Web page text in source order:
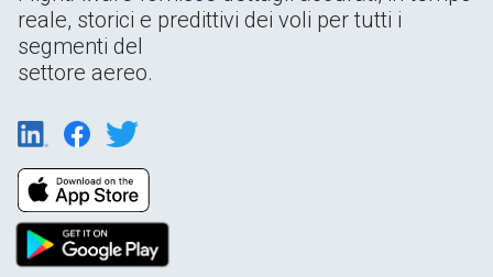
reale, storici e predittivi dei voli per tutti i
segmenti del
settore aereo.